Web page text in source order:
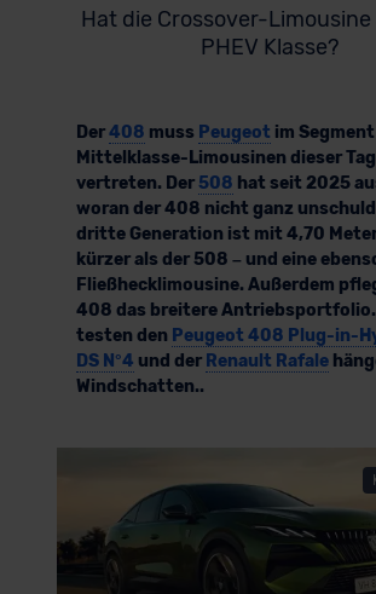
Hat die Crossover-Limousine
PHEV Klasse?
Der408 muss Peugeot im
Mittelklasse-Limousinen dieser
vertreten. Der508 hat seit 2025
woran der 408 nicht ganz
dritte Generation ist mit 4,70
kürzer als der 508 – und eine
Fließhecklimousine. Außerdem
408 das breitere Antriebsportfolio.
testen den Peugeot 408 Plug-in-
DS N°4 und der Renault Rafale
Windschatten..